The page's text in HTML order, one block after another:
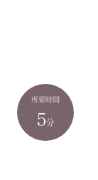
所要時間
5分